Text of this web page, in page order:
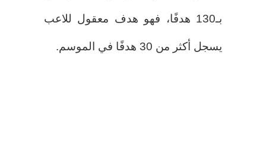
بـ130 هدفًا، فهو هدف معقول للاعب
يسجل أكثر من 30 هدفًا في الموسم.